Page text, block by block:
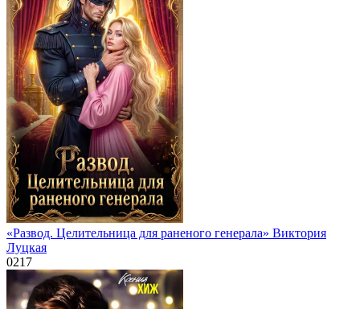
«Развод. Целительница для раненого генерала» Виктория
Луцкая
0217